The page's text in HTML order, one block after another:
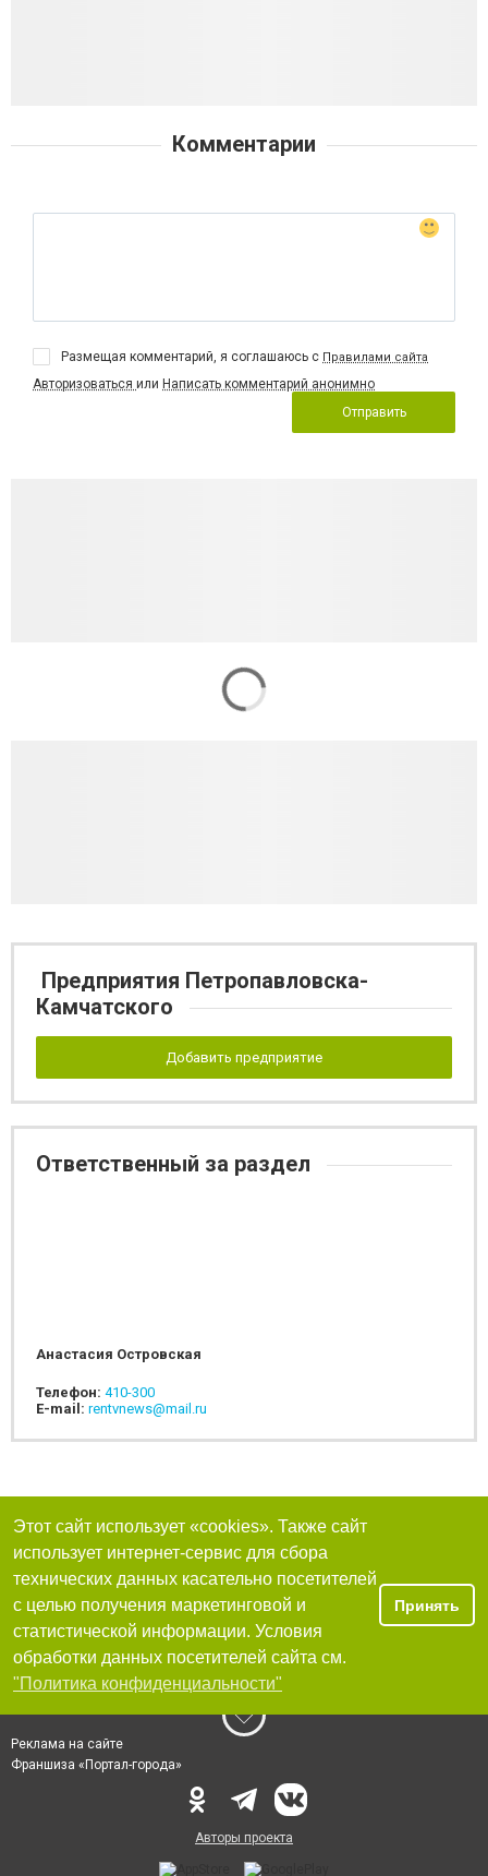
Комментарии
Размещая комментарий, я соглашаюсь с Правилами сайта
Авторизоваться или Написать комментарий анонимно
Отправить
Предприятия Петропавловска-
Камчатского
Добавить предприятие
Ответственный за раздел
Анастасия Островская
Телефон: 410-300
E-mail: rentvnews@mail.ru
Этот сайт использует «cookies». Также сайт
использует интернет-сервис для сбора
технических данных касательно посетителей
с целью получения маркетинговой и
статистической информации. Условия
обработки данных посетителей сайта см.
"Политика конфиденциальности"
Принять
Реклама на сайте
Франшиза «Портал-города»
Авторы проекта